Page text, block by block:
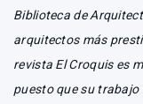
Biblioteca de
arquitectos más
revista El Croquis es
puesto que su trabajo